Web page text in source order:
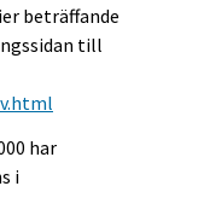
beträffande
till
har
i